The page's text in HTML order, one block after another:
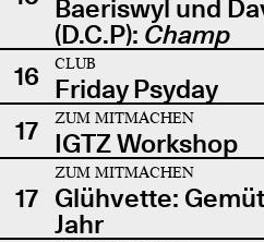
Baeriswyl und
(D.C.P): Champ
16
CLUB
Friday Psyday
17
ZUM MITMACHEN
IGTZ Workshop
17
ZUM MITMACHEN
Glühvette:
Jahr